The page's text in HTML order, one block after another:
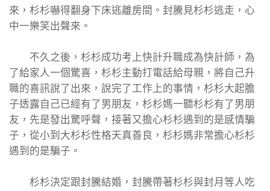
來，杉杉嚇得翻身下床逃離房間。封騰見杉杉逃走，心
中一樂笑出聲來。
不久之後，杉杉成功考上快計升職成為快計師，為
了給家人一個驚喜，杉杉主動打電話給母親，將自己升
職的喜訊說了出來，說完了工作上的事情，杉杉大起膽
子透露自己已經有了男朋友，杉杉媽一聽杉杉有了男朋
友，先是發出驚呼聲，接著又擔心杉杉遇到的是感情騙
子，從小到大杉杉性格天真善良，杉杉媽非常擔心杉杉
遇到的是騙子。
杉杉決定跟封騰結婚，封騰帶著杉杉與封月等人吃